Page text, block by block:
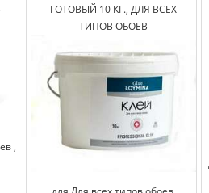
,
ГОТОВЫЙ 10 КГ., ДЛЯ ВСЕХ
ТИПОВ ОБОЕВ